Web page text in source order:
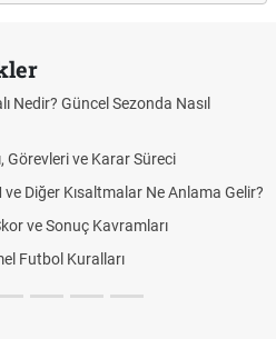
Nedir? Güncel Sezonda Nasıl
Görevleri ve Karar Süreci
Diğer Kısaltmalar Ne Anlama Gelir?
ve Sonuç Kavramları
Futbol Kuralları